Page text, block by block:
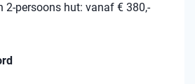
2-persoons hut: vanaf € 380,-